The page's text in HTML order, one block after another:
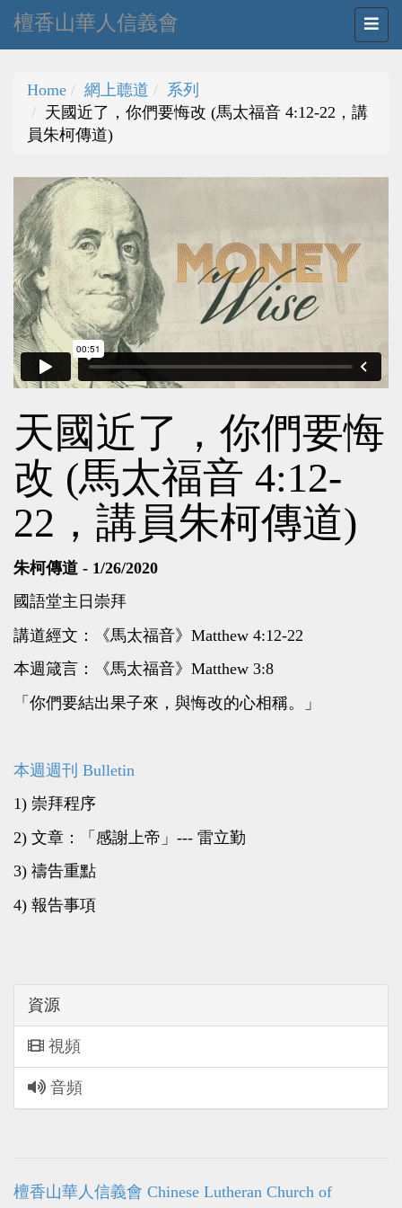
檀香山華人信義會
Home 網上聼道
系列
天國近了，你們要悔改 (馬太福音 4:12-22，講
員朱柯傳道)
天國近了，你們要悔
改 (馬太福音 4:12-
22，講員朱柯傳道)
朱柯傳道 - 1/26/2020
國語堂主日崇拜
講道經文：《馬太福音》Matthew 4:12-22
本週箴言：《馬太福音》Matthew 3:8
「你們要結出果子來，與悔改的心相稱。」
本週週刊 Bulletin
1) 崇拜程序
2) 文章：「感謝上帝」--- 雷立勤
3) 禱告重點
4) 報告事項
資源
視頻
音頻
檀香山華人信義會 Chinese Lutheran Church of